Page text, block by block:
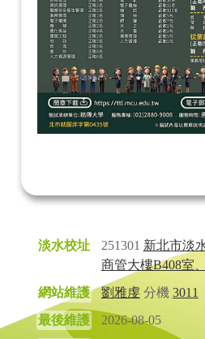
淡水校址 251301 新北市淡
商管大樓B408室
網站維護
劉雅虔分機 3011
最後維護
2026-08-05